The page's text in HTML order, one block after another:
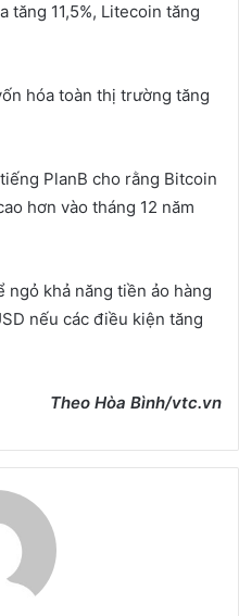
tăng 11,5%, Litecoin tăng
hóa toàn thị trường tăng
PlanB cho rằng Bitcoin
hơn vào tháng 12 năm
ngỏ khả năng tiền ảo hàng
nếu các điều kiện tăng
Theo Hòa Bình/vtc.vn